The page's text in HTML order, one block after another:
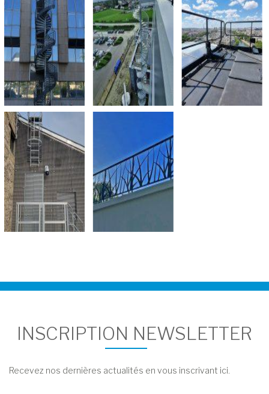
INSCRIPTION NEWSLETTER
Recevez nos dernières actualités en vous inscrivant ici.